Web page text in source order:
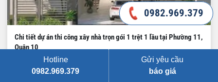
Chi tiết dự án thi công xây nhà trọn gói 1 trệt 1 lầu tại Phường 11,
Quận 10
Khám phá dự án xây nhà phố 1 trệt 1 lầu (64m2) tại P.11, Quận 10
do Xây Dựng Min...
0982.969.379
Hotline
0982.969.379
Gửi yêu cầu
báo giá
0982.969.379